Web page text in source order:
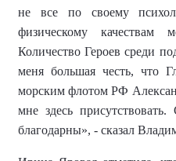
не все по своему
физическому качествам
Количество Героев среди
меня большая честь, что
морским флотом РФ
мне здесь
благодарны», - сказал